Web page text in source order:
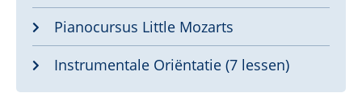
Pianocursus Little Mozarts
Instrumentale Oriëntatie (7 lessen)